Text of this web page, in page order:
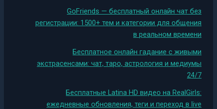
GoFriends — бесплатный онлайн чат без
регистрации: 1500+ тем и категории для общения
в реальном времени
Бесплатное онлайн гадание с живыми
экстрасенсами: чат, таро, астрология и медиумы
24/7
Бесплатные Latina HD видео на RealGirls:
ежедневные обновления, теги и переход в live